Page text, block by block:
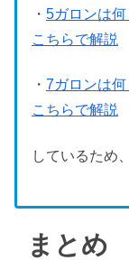
・ 5ガロンは
こちらで解説
・ 7ガロンは
こちらで解説
しているため
まとめ